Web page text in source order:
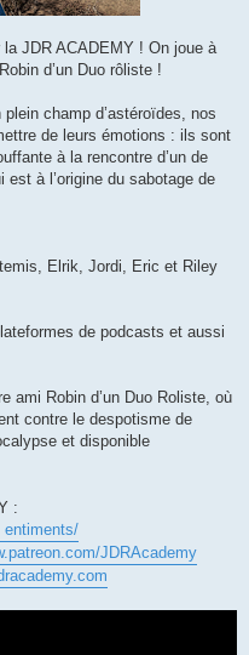
JDR ACADEMY ! On joue à
d’un Duo rôliste !
champ d’astéroïdes, nos
de leurs émotions : ils sont
à la rencontre d’un de
est à l’origine du sabotage de
Elrik, Jordi, Eric et Riley
de podcasts et aussi
ami Robin d’un Duo Roliste, où
contre le despotisme de
et disponible
:
entiments/
JDRAcademy